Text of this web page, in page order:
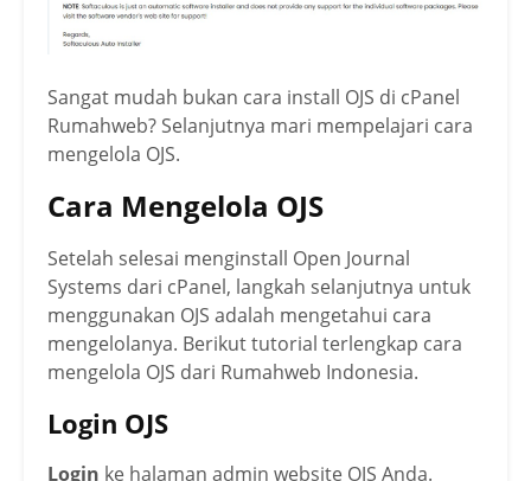
Sangat mudah bukan cara install OJS di cPanel
Rumahweb? Selanjutnya mari mempelajari cara
mengelola OJS.
Cara Mengelola OJS
Setelah selesai menginstall Open Journal
Systems dari cPanel, langkah selanjutnya untuk
menggunakan OJS adalah mengetahui cara
mengelolanya. Berikut tutorial terlengkap cara
mengelola OJS dari Rumahweb Indonesia.
Login OJS
Login ke halaman admin website OJS Anda.